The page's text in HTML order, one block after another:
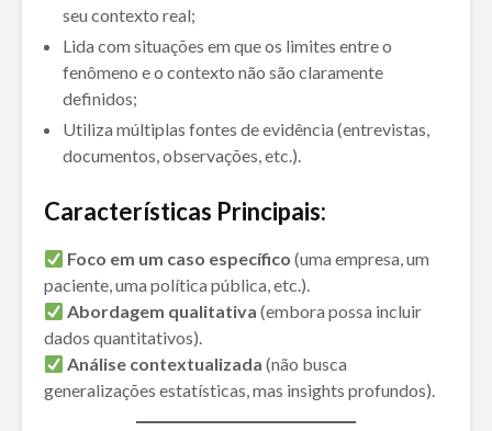
seu contexto real;
Lida com situações em que os limites entre o
fenômeno e o contexto não são claramente
definidos;
Utiliza múltiplas fontes de evidência (entrevistas,
documentos, observações, etc.).
Características Principais:
Foco em um caso específico (uma empresa, um
paciente, uma política pública, etc.).
Abordagem qualitativa (embora possa incluir
dados quantitativos).
Análise contextualizada (não busca
generalizações estatísticas, mas insights profundos).